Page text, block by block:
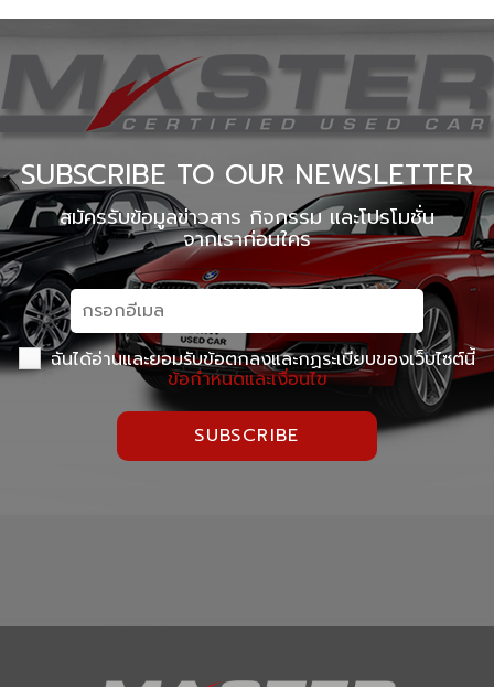
Master Certified Used Car ราชพฤษ์
Master Certified Used Car อุบลราชธานี
Master Certified Used Car ภูเก็ต
Master Certified Used Car หาดใหญ่
Summit Honda Used Car พัฒนาการ
Summit Honda Used Car บางนา กม. 4.5
MINI NEXT USED CAR เอกมัย
X PENG USED CAR
SUBSCRIBE TO OUR NEWSLETTER
สมัครรับข้อมูลข่าวสาร กิจกรรม และโปรโมชั่น
จากเราก่อนใคร
ฉันได้อ่านและยอมรับข้อตกลงและกฏระเบียบของเว็บไซต์นี้
ข้อกำหนดและเงื่อนไข
SUBSCRIBE